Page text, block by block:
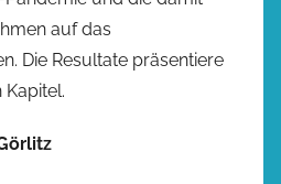
auf das
Die Resultate präsentiere
Kapitel.